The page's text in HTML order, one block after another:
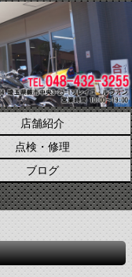
店舗紹介
点検・修理
ブログ